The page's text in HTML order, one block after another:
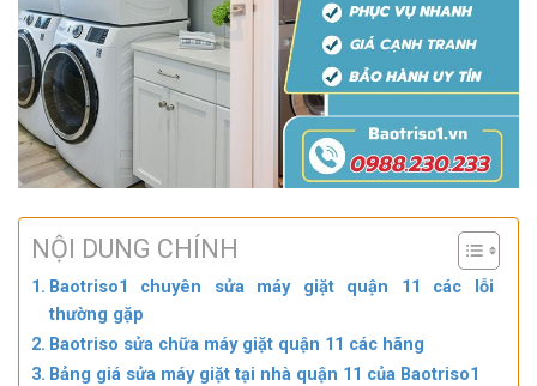
NỘI DUNG CHÍNH
Baotriso1 chuyên sửa máy giặt quận 11 các lỗi
thường gặp
Baotriso sửa chữa máy giặt quận 11 các hãng
Bảng giá sửa máy giặt tại nhà quận 11 của Baotriso1